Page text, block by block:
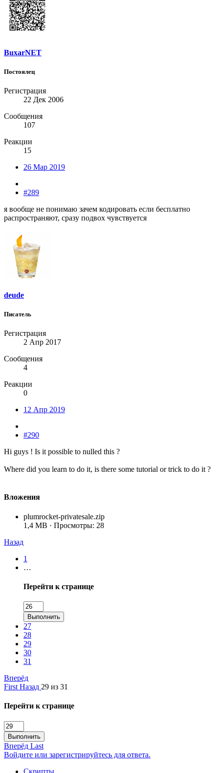
BuxarNET
Постоялец
Регистрация
22 Дек 2006
Сообщения
107
Реакции
15
26 Мар 2019
#289
я вообще не понимаю зачем кодировать если бесплатно
распространяют, сразу подвох чувствуется
deude
Писатель
Регистрация
2 Апр 2017
Сообщения
4
Реакции
0
12 Апр 2019
#290
Hi guys ! Is it possible to nulled this ?
Where did you learn to do it, is there some tutorial or trick to do it ?
Вложения
plumrocket-privatesale.zip
1,4 MB · Просмотры: 28
Назад
1
…
Перейти к странице
Выполнить
27
28
29
30
31
Вперёд
First Назад 29 из 31
Перейти к странице
Выполнить
Вперёд Last
Войдите или зарегистрируйтесь для ответа.
Скрипты